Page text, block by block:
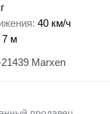
40 км/ч
7 м
Marxen